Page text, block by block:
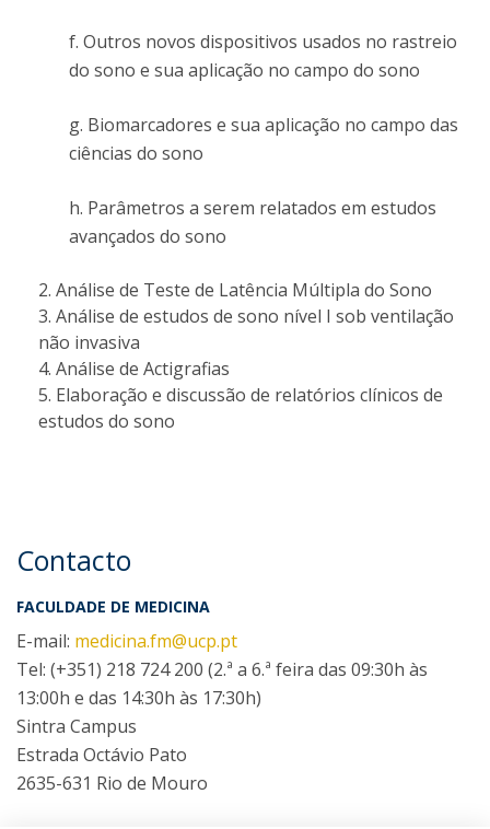
f. Outros novos dispositivos usados no rastreio
do sono e sua aplicação no campo do sono
g. Biomarcadores e sua aplicação no campo das
ciências do sono
h. Parâmetros a serem relatados em estudos
avançados do sono
Análise de Teste de Latência Múltipla do Sono
Análise de estudos de sono nível I sob ventilação
não invasiva
Análise de Actigrafias
Elaboração e discussão de relatórios clínicos de
estudos do sono
Contacto
FACULDADE DE MEDICINA
E-mail: medicina.fm@ucp.pt
Tel: (+351) 218 724 200 (2.ª a 6.ª feira das 09:30h às
13:00h e das 14:30h às 17:30h)
Sintra Campus
Estrada Octávio Pato
2635-631 Rio de Mouro